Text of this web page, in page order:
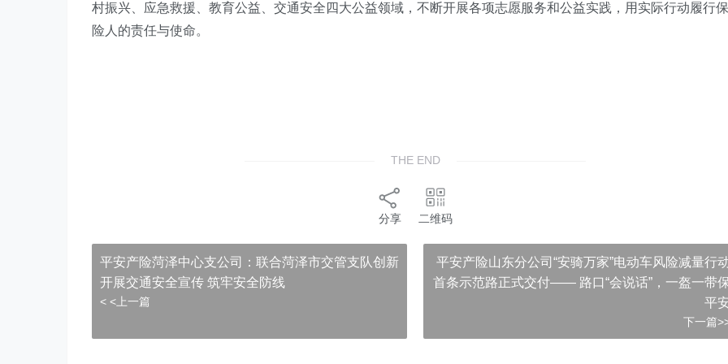
村振兴、应急救援、教育公益、交通安全四大公益领域，不断开展各项志愿服务和公益实践，用实际行动履行保
险人的责任与使命。
THE END
分享 二维码
平安产险菏泽中心支公司：联合菏泽市交管支队创新
开展交通安全宣传 筑牢安全防线
< <上一篇
平安产险山东分公司“安骑万家”电动车风险减量行
首条示范路正式交付—— 路口“会说话”，一盔一带
平
下一篇